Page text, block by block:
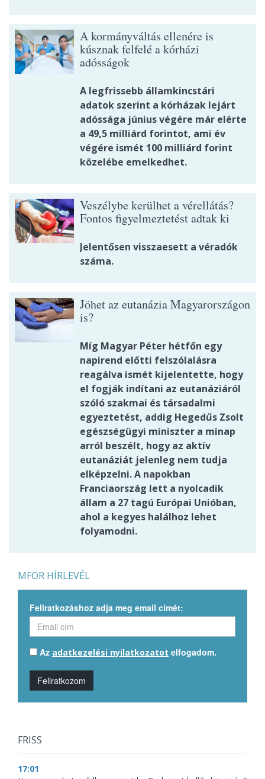
A kormányváltás ellenére is
kúsznak felfelé a kórházi
adósságok
A legfrissebb államkincstári
adatok szerint a kórházak lejárt
adóssága június végére már elérte
a 49,5 milliárd forintot, ami év
végére ismét 100 milliárd forint
közelébe emelkedhet.
Veszélybe kerülhet a vérellátás?
Fontos figyelmeztetést adtak ki
Jelentősen visszaesett a véradók
száma.
Jöhet az eutanázia Magyarországon
is?
Míg Magyar Péter hétfőn egy
napirend előtti felszólalásra
reagálva ismét kijelentette, hogy
el fogják indítani az eutanáziáról
szóló szakmai és társadalmi
egyeztetést, addig Hegedűs Zsolt
egészségügyi miniszter a minap
arról beszélt, hogy az aktív
eutanáziát jelenleg nem tudja
elképzelni. A napokban
Franciaország lett a nyolcadik
állam a 27 tagú Európai Unióban,
ahol a kegyes halálhoz lehet
folyamodni.
MFOR HÍRLEVÉL
Feliratkozáshoz adja meg email címét:
Az adatkezelési nyilatkozatot elfogadom.
Feliratkozom
FRISS
17:01